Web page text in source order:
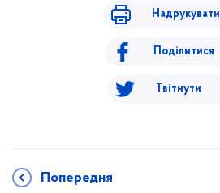
Надрукувати
Поділитися
Твітнути
Попередня